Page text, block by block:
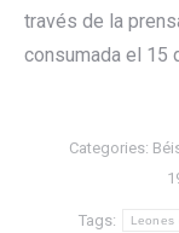
través de la
consumada el 15
Categories:
Tags: Leones